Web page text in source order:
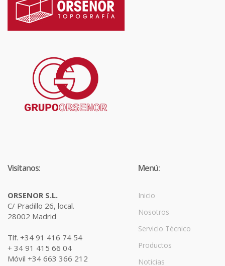
Visítanos:
ORSENOR S.L.
C/ Pradillo 26, local.
28002 Madrid
Tlf. +34 91 416 74 54
+ 34 91 415 66 04
Móvil +34 663 366 212
Menú:
Inicio
Nosotros
Servicio Técnico
Productos
Noticias